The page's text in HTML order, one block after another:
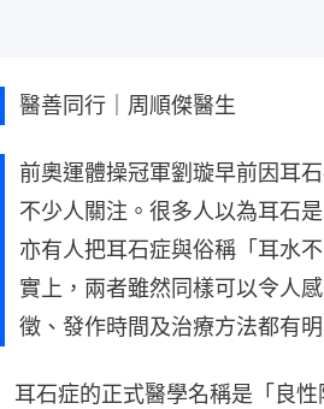
醫善同行｜周順傑醫生
前奧運體操冠軍劉璇早前因耳
不少人關注。很多人以為耳石
亦有人把耳石症與俗稱「耳水
實上，兩者雖然同樣可以令人
徵、發作時間及治療方法都有明
耳石症的正式醫學名稱是「良